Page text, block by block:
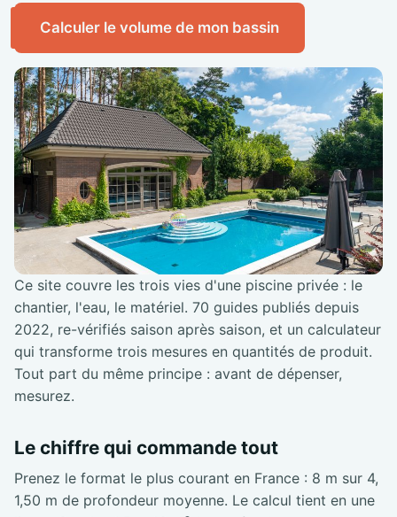
Calculer le volume de mon bassin
Ce site couvre les trois vies d'une piscine privée : le
chantier, l'eau, le matériel. 70 guides publiés depuis
2022, re-vérifiés saison après saison, et un calculateur
qui transforme trois mesures en quantités de produit.
Tout part du même principe : avant de dépenser,
mesurez.
Le chiffre qui commande tout
Prenez le format le plus courant en France : 8 m sur 4,
1,50 m de profondeur moyenne. Le calcul tient en une